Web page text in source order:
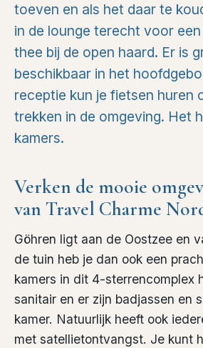
toeven en als het daar te
in de lounge terecht voor
thee bij de open haard. Er is
beschikbaar in het
receptie kun je fietsen huren
trekken in de omgeving. Het
kamers.
Verken de mooie
van Travel Charme
Göhren ligt aan de Oostzee en
de tuin heb je dan ook een
kamers in dit 4-sterrencomplex
sanitair en er zijn badjassen en
kamer. Natuurlijk heeft ook
met satellietontvangst. Je kunt